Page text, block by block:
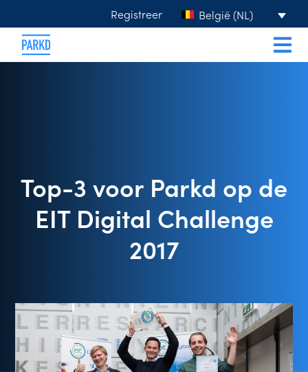
Registreer België (NL)
Top-3 voor Parkd op de
EIT Digital Challenge
2017